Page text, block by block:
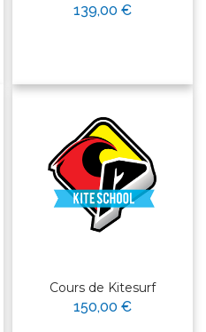
139,00 €
Cours de Kitesurf
150,00 €